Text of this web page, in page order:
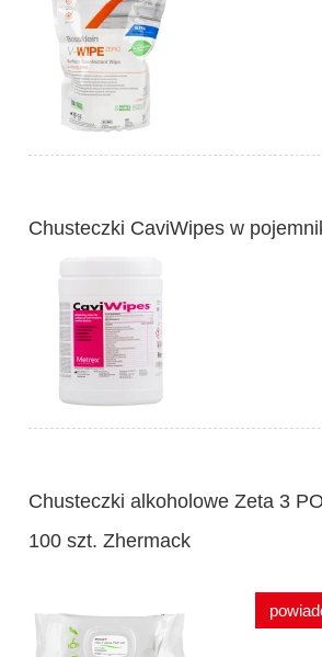
Chusteczki CaviWipes w
Chusteczki alkoholowe Zeta 3
100 szt. Zhermack